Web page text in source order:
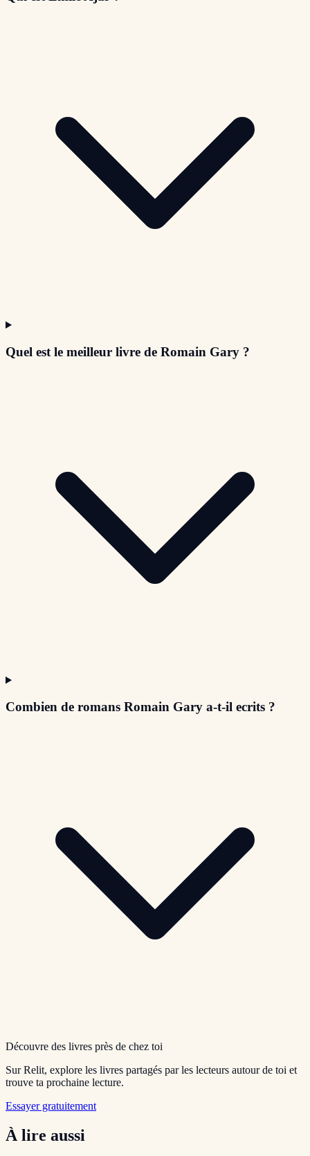
Quel est le meilleur livre de Romain Gary ?
Combien de romans Romain Gary a-t-il ecrits ?
Découvre des livres près de chez toi
Sur Relit, explore les livres partagés par les lecteurs autour de toi et
trouve ta prochaine lecture.
Essayer gratuitement
À lire aussi